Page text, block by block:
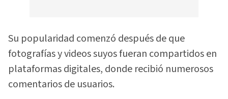
Su popularidad comenzó después de que
fotografías y videos suyos fueran compartidos en
plataformas digitales, donde recibió numerosos
comentarios de usuarios.